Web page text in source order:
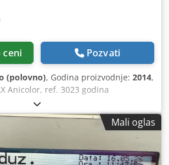
ceni Pozvati
(polovno), Godina proizvodnje: 2014,
Anicolor, ref. 3023 godina
sušenje + toplo vazdušno sušenje
160 cm 185 miliona
veličina lista: 607 x 750 mm Codpfjzrp
sistem za dovod papira Neprekidni
odlično stanje!!!!
Mali oglas